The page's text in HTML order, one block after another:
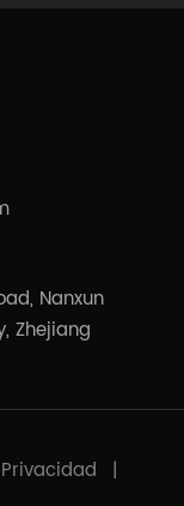
Nanxun
Zhejiang
|